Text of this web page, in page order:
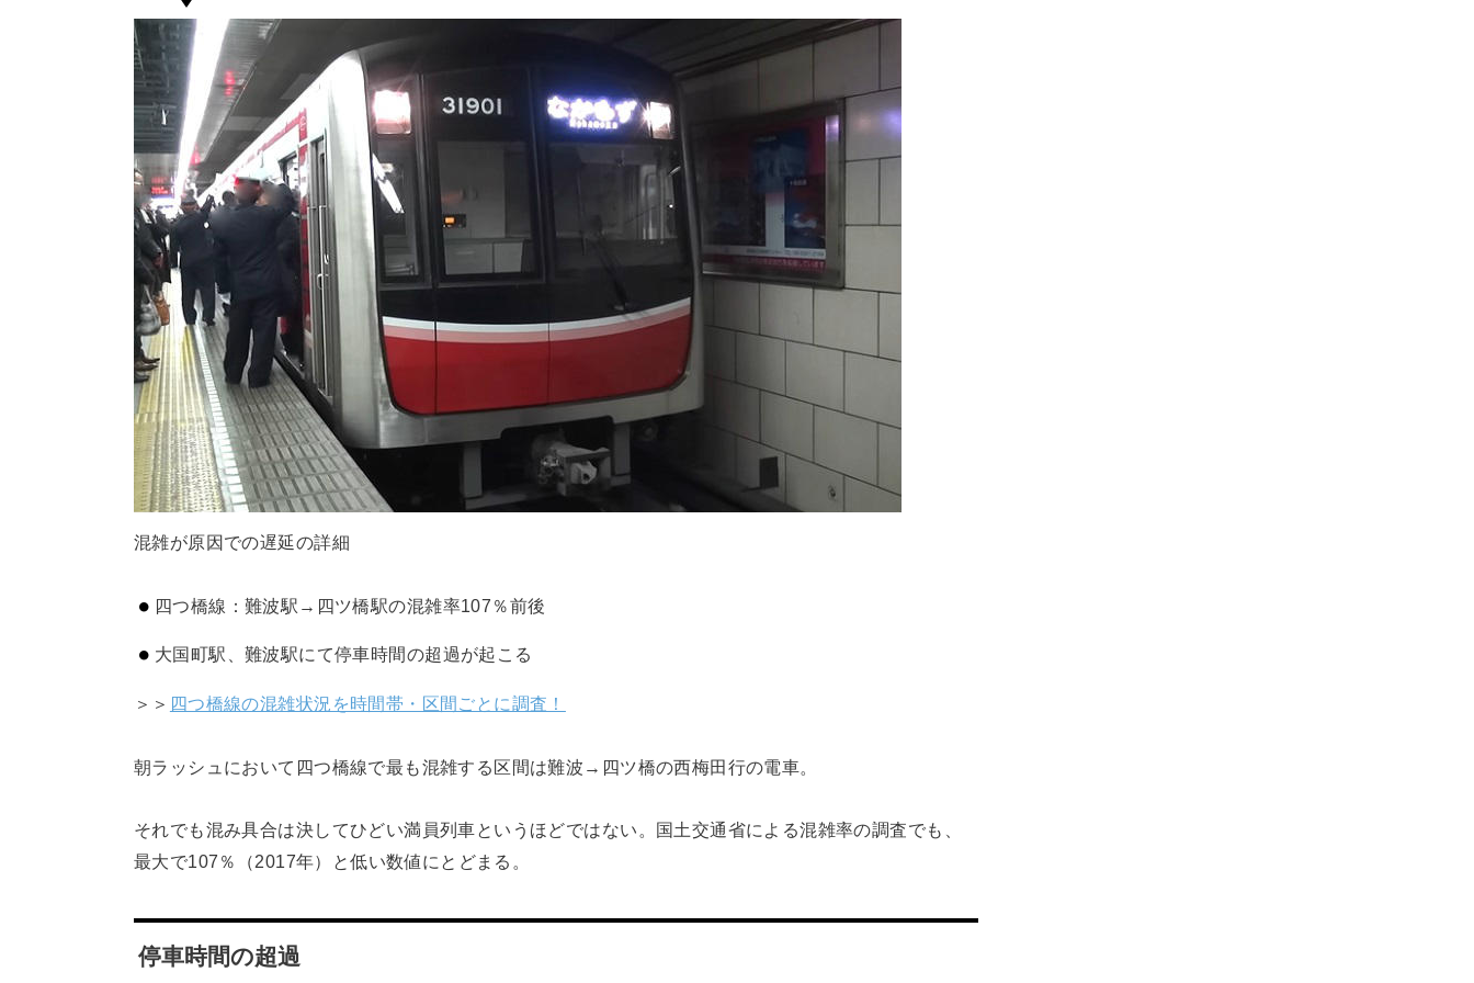
混雑が原因での遅延の詳細
四つ橋線：難波駅→四ツ橋駅の混雑率107％前後
大国町駅、難波駅にて停車時間の超過が起こる
＞＞ 四つ橋線の混雑状況を時間帯・区間ごとに調査！
朝ラッシュにおいて四つ橋線で最も混雑する区間は難波→四ツ橋の西梅田行の電車。
それでも混み具合は決してひどい満員列車というほどではない。国土交通省による混雑率の調査でも、
最大で107％（2017年）と低い数値にとどまる。
停車時間の超過